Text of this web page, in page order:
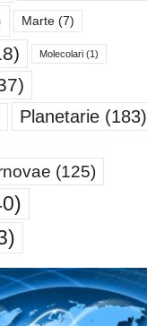
Marte(7)
Molecolari(1)
Planetarie(183)
(125)